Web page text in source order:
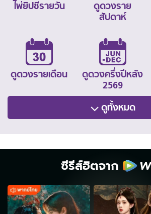
ไพ่ยิปซีรายวัน
ดูดวงราย
สัปดาห์
ดูดวงรายเดือน
ดูดวงครึ่งปีหลัง
2569
ดูทั้งหมด
ซีรีส์ฮิตจาก